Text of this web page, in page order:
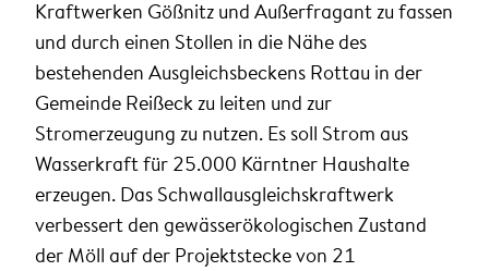
Kraftwerken Gößnitz und Außerfragant zu fassen
und durch einen Stollen in die Nähe des
bestehenden Ausgleichsbeckens Rottau in der
Gemeinde Reißeck zu leiten und zur
Stromerzeugung zu nutzen. Es soll Strom aus
Wasserkraft für 25.000 Kärntner Haushalte
erzeugen. Das Schwallausgleichskraftwerk
verbessert den gewässerökologischen Zustand
der Möll auf der Projektstecke von 21